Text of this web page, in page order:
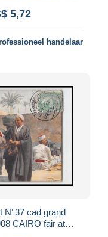
5,72
handelaar
N°37 cad grand
CAIRO fair at